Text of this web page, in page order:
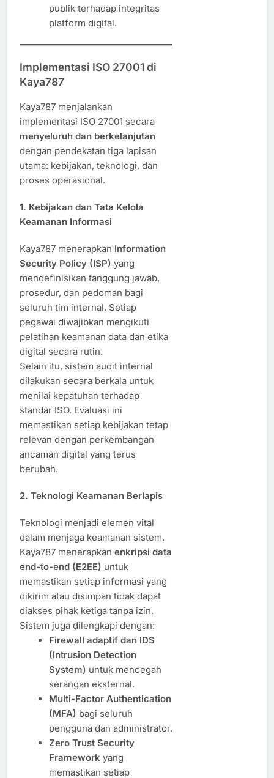
publik terhadap integritas
platform digital.
Implementasi ISO 27001 di
Kaya787
Kaya787 menjalankan
implementasi ISO 27001 secara
menyeluruh dan berkelanjutan
dengan pendekatan tiga lapisan
utama: kebijakan, teknologi, dan
proses operasional.
1. Kebijakan dan Tata Kelola
Keamanan Informasi
Kaya787 menerapkan Information
Security Policy (ISP) yang
mendefinisikan tanggung jawab,
prosedur, dan pedoman bagi
seluruh tim internal. Setiap
pegawai diwajibkan mengikuti
pelatihan keamanan data dan etika
digital secara rutin.
Selain itu, sistem audit internal
dilakukan secara berkala untuk
menilai kepatuhan terhadap
standar ISO. Evaluasi ini
memastikan setiap kebijakan tetap
relevan dengan perkembangan
ancaman digital yang terus
berubah.
2. Teknologi Keamanan Berlapis
Teknologi menjadi elemen vital
dalam menjaga keamanan sistem.
Kaya787 menerapkan enkripsi data
end-to-end (E2EE) untuk
memastikan setiap informasi yang
dikirim atau disimpan tidak dapat
diakses pihak ketiga tanpa izin.
Sistem juga dilengkapi dengan:
Firewall adaptif dan IDS
(Intrusion Detection
System) untuk mencegah
serangan eksternal.
Multi-Factor Authentication
(MFA) bagi seluruh
pengguna dan administrator.
Zero Trust Security
Framework yang
memastikan setiap